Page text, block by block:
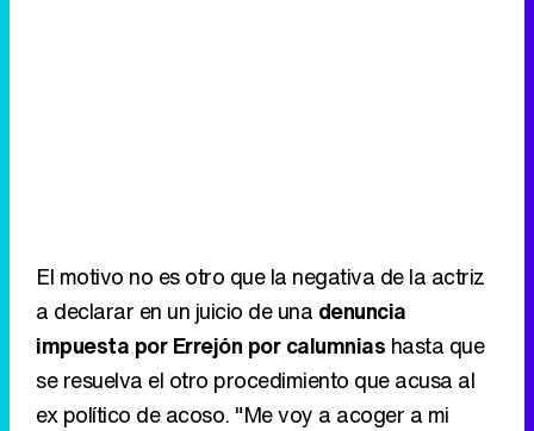
El motivo no es otro que la negativa de la actriz
a declarar en un juicio de una denuncia
impuesta por Errejón por calumnias hasta que
se resuelva el otro procedimiento que acusa al
ex político de acoso. "Me voy a acoger a mi